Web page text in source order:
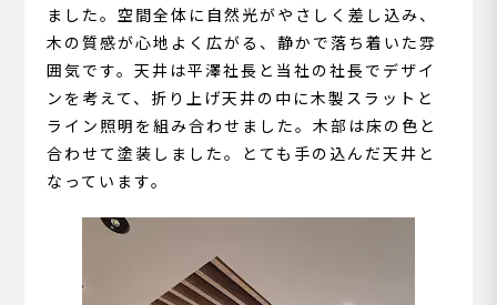
ました。空間全体に自然光がやさしく差し込み、
木の質感が心地よく広がる、静かで落ち着いた雰
囲気です。天井は平澤社長と当社の社長でデザイ
ンを考えて、折り上げ天井の中に木製スラットと
ライン照明を組み合わせました。木部は床の色と
合わせて塗装しました。とても手の込んだ天井と
なっています。